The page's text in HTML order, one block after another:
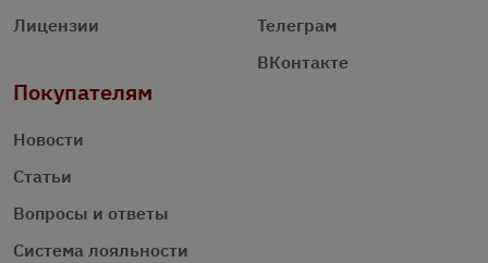
Лицензии
Телеграм
ВКонтакте
Покупателям
Новости
Статьи
Вопросы и ответы
Система лояльности